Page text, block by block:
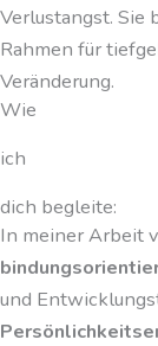
Verlustangst. Sie
Rahmen für
Veränderung.
Wie
ich
dich begleite:
In meiner Arbeit
und